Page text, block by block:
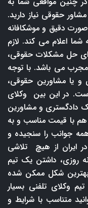
حقوقی نیاز دارید.
دقیق و موشکافانه
شما اعلام می کند. لازم
حل مشکلات حقوقی،
می باشد. با توجه
و یا مشاورین حقوقی،
در این بین وکلای
یک دادگستری و مشاورین
هم با قیمت مناسب و به
جوانب را سنجیده و
ایران از هیچ تلاشی
روزی، داشتن یک تیم
شکل ممکن شده
وکلای تلفنی بسیار
متناسب با شرایط و